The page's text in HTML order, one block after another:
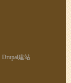
Drupal建站